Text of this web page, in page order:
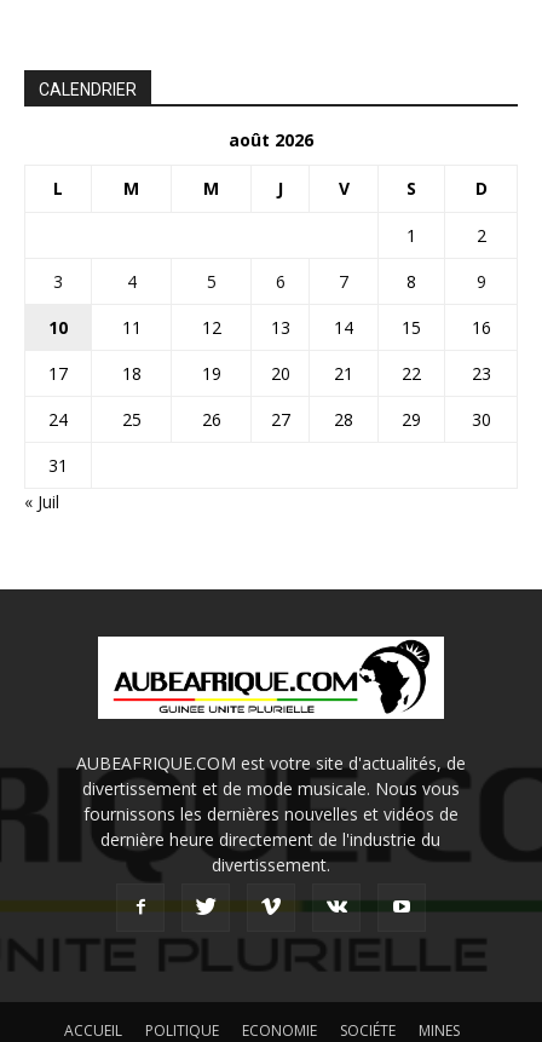
CALENDRIER
août 2026
L M M J V S D
1
2
3
4 5 6 7 8
9
10
11 12 13 14 15
16
17
18 19 20 21 22
23
24
25 26 27 28 29
30
31
« Juil
AUBEAFRIQUE.COM est votre site d'actualités, de
divertissement et de mode musicale. Nous vous
fournissons les dernières nouvelles et vidéos de
dernière heure directement de l'industrie du
divertissement.
ACCUEIL POLITIQUE ECONOMIE SOCIÉTE MINES